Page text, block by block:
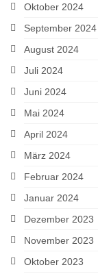
Oktober 2024
September 2024
August 2024
Juli 2024
Juni 2024
Mai 2024
April 2024
März 2024
Februar 2024
Januar 2024
Dezember 2023
November 2023
Oktober 2023